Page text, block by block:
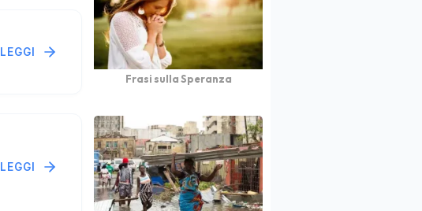
LEGGI
LEGGI
Frasi sulla Speranza